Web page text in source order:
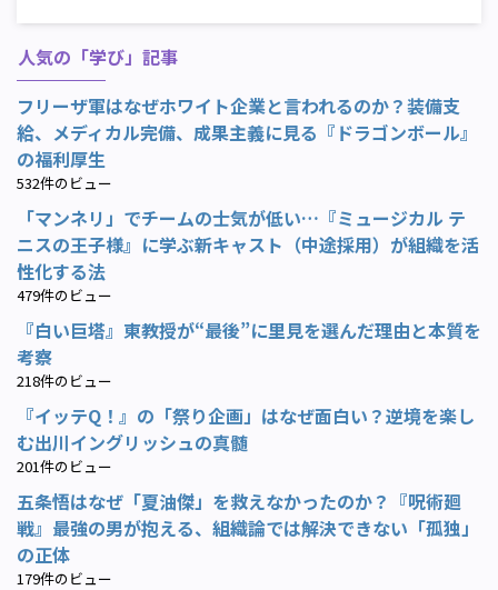
人気の「学び」記事
フリーザ軍はなぜホワイト企業と言われるのか？装備支
給、メディカル完備、成果主義に見る『ドラゴンボール』
の福利厚生
532件のビュー
「マンネリ」でチームの士気が低い…『ミュージカル テ
ニスの王子様』に学ぶ新キャスト（中途採用）が組織を活
性化する法
479件のビュー
『白い巨塔』東教授が“最後”に里見を選んだ理由と本質を
考察
218件のビュー
『イッテQ！』の「祭り企画」はなぜ面白い？逆境を楽し
む出川イングリッシュの真髄
201件のビュー
五条悟はなぜ「夏油傑」を救えなかったのか？『呪術廻
戦』最強の男が抱える、組織論では解決できない「孤独」
の正体
179件のビュー